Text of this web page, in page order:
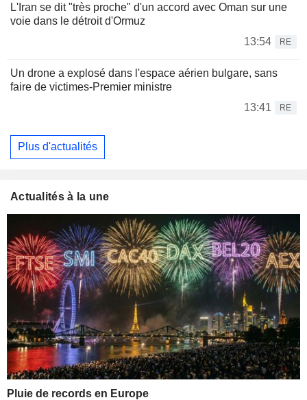
L'Iran se dit "très proche" d'un accord avec Oman sur une
voie dans le détroit d'Ormuz
13:54
RE
Un drone a explosé dans l'espace aérien bulgare, sans
faire de victimes-Premier ministre
13:41
RE
Plus d'actualités
Actualités à la une
Pluie de records en Europe